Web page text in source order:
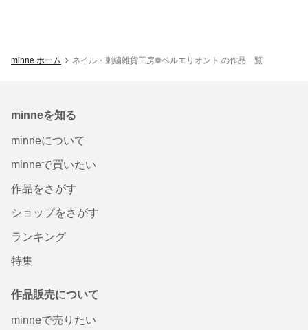
minne ホーム ネイル・刺繍雑貨工房❁ベルエリオント の作品一覧
minneを知る
minneについて
minneで買いたい
作品をさがす
ショップをさがす
ランキング
特集
作品販売について
minneで売りたい